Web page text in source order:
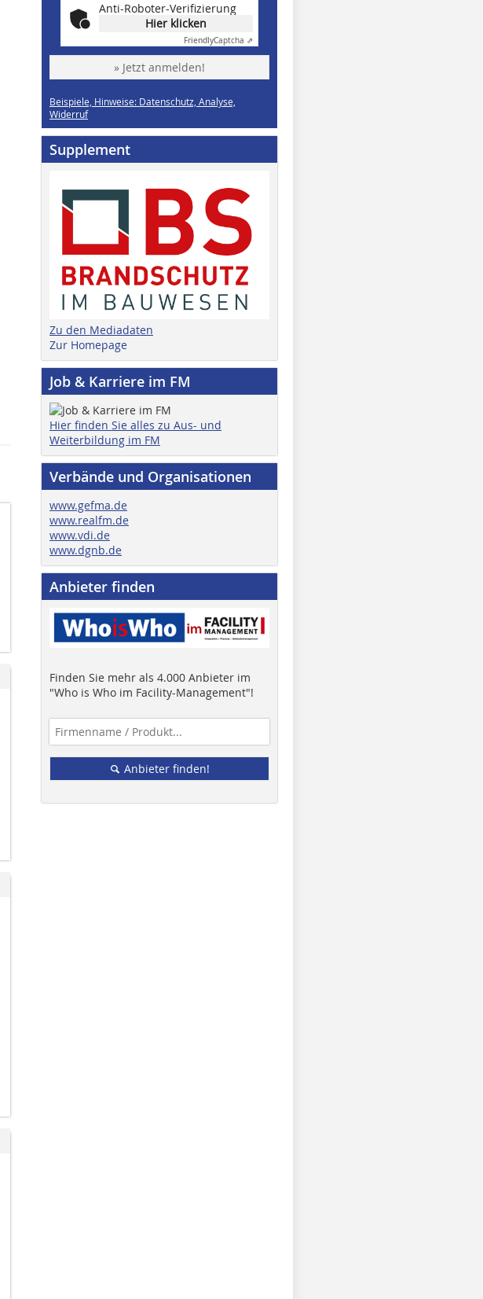
Anti-Roboter-Verifizierung
Hier klicken
FriendlyCaptcha ⇗
» Jetzt anmelden!
Beispiele, Hinweise: Datenschutz, Analyse,
Widerruf
Supplement
Zu den Mediadaten
Zur Homepage
Job & Karriere im FM
Hier finden Sie alles zu Aus- und
Weiterbildung im FM
Verbände und Organisationen
www.gefma.de
www.realfm.de
www.vdi.de
www.dgnb.de
Anbieter finden
Finden Sie mehr als 4.000 Anbieter im
"Who is Who im Facility-Management"!
Anbieter finden!